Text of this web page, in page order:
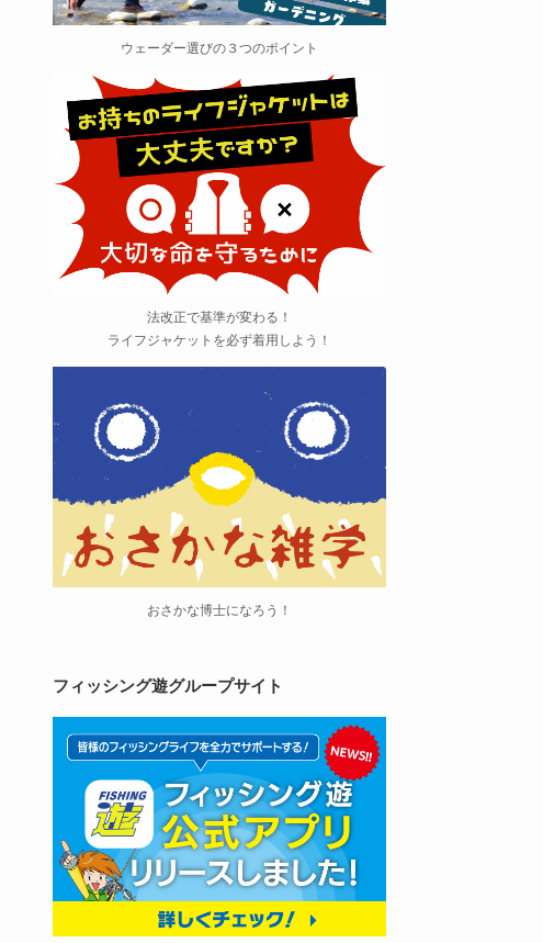
ウェーダー選びの３つのポイント
法改正で基準が変わる！
ライフジャケットを必ず着用しよう！
おさかな博士になろう！
フィッシング遊グループサイト